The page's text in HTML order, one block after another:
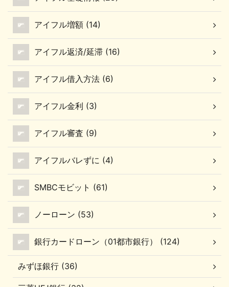
アイフル増額 (14)
アイフル返済/延滞 (16)
アイフル借入方法 (6)
アイフル金利 (3)
アイフル審査 (9)
アイフルバレずに (4)
SMBCモビット (61)
ノーローン (53)
銀行カードローン（01都市銀行） (124)
みずほ銀行 (36)